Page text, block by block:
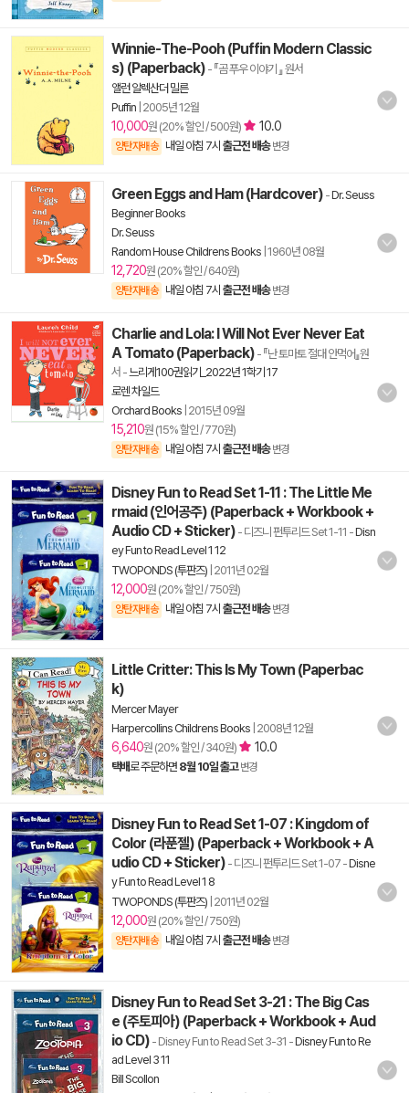
Winnie-The-Pooh (Puffin Modern Classic
s) (Paperback) - 『곰 푸우 이야기 』 원서
앨런 알렉산더 밀른
Puffin 2005년 12월
10,000원 (20% 할인 / 500원) 10.0
양탄자배송 내일 아침 7시 출근전 배송 변경
Green Eggs and Ham (Hardcover) -Dr. Seuss
Beginner Books
Dr. Seuss
Random House Childrens Books 1960년 08월
12,720원 (20% 할인 / 640원)
양탄자배송 내일 아침 7시 출근전 배송 변경
Charlie and Lola: I Will Not Ever Never Eat
A Tomato (Paperback) - 『난 토마토 절대 안먹어』원
서 -느리게100권읽기_2022년 1학기 17
로렌 차일드
Orchard Books 2015년 09월
15,210원 (15% 할인 / 770원)
양탄자배송 내일 아침 7시 출근전 배송 변경
Disney Fun to Read Set 1-11 : The Little Me
rmaid (인어공주) (Paperback + Workbook +
Audio CD + Sticker) - 디즈니 펀투리드 Set 1-11 -Disn
ey Fun to Read Level 1 12
TWOPONDS (투판즈) 2011년 02월
12,000원 (20% 할인 / 750원)
양탄자배송 내일 아침 7시 출근전 배송 변경
Little Critter: This Is My Town (Paperbac
k)
Mercer Mayer
Harpercollins Childrens Books 2008년 12월
6,640원 (20% 할인 / 340원) 10.0
택배로 주문하면 8월 10일 출고 변경
Disney Fun to Read Set 1-07 : Kingdom of
Color (라푼젤) (Paperback + Workbook + A
udio CD + Sticker) - 디즈니 펀투리드 Set 1-07 -Disne
y Fun to Read Level 1 8
TWOPONDS (투판즈) 2011년 02월
12,000원 (20% 할인 / 750원)
양탄자배송 내일 아침 7시 출근전 배송 변경
Disney Fun to Read Set 3-21 : The Big Cas
e (주토피아) (Paperback + Workbook + Aud
io CD) - Disney Fun to Read Set 3-31 -Disney Fun to Re
ad Level 3 11
Bill Scollon